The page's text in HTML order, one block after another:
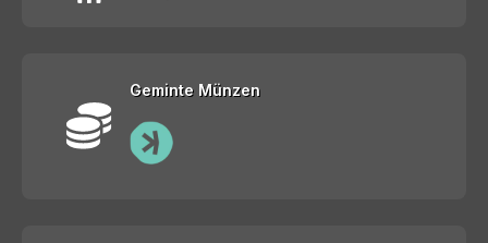
Geminte Münzen